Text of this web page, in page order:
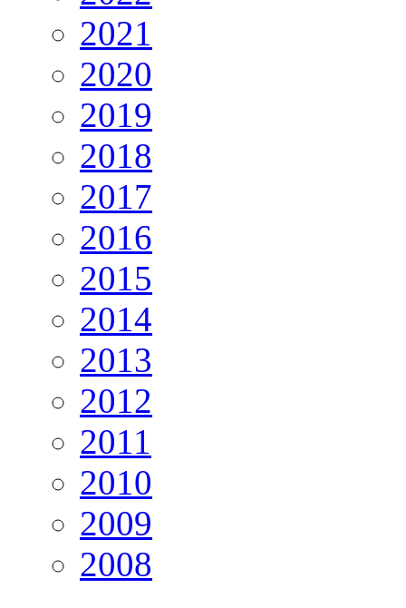
2021
2020
2019
2018
2017
2016
2015
2014
2013
2012
2011
2010
2009
2008